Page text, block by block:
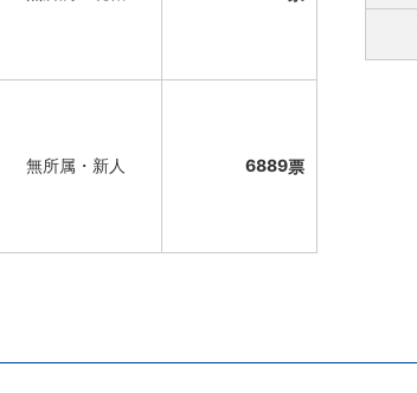
無所属・新人 6889